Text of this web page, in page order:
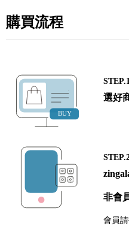
購買流程
選好
非會
會員